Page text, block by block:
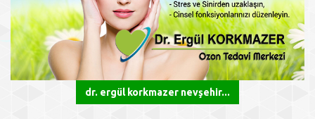
dr. ergül korkmazer nevşehir...